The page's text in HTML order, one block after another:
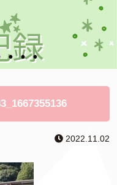
2022.11.02